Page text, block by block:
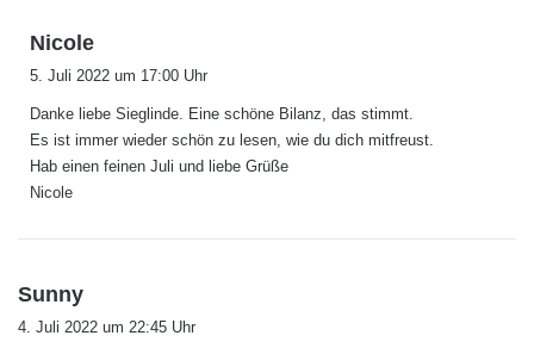
Nicole
a
t
:
5. Juli 2022 um 17:00 Uhr
Danke liebe Sieglinde. Eine schöne Bilanz, das stimmt.
Es ist immer wieder schön zu lesen, wie du dich mitfreust.
Hab einen feinen Juli und liebe Grüße
Nicole
Sunny
a
4. Juli 2022 um 22:45 Uhr